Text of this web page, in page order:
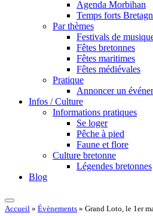
Agenda Morbihan
Temps forts
Par thèmes
Festivals de
Fêtes bretonnes
Fêtes maritimes
Fêtes médiévales
Pratique
Annoncer un
Infos / Culture
Informations pratiques
Se loger
Pêche à pied
Faune et flore
Culture bretonne
Légendes bretonnes
Blog
Accueil » Évènements » Grand Loto, le 1er